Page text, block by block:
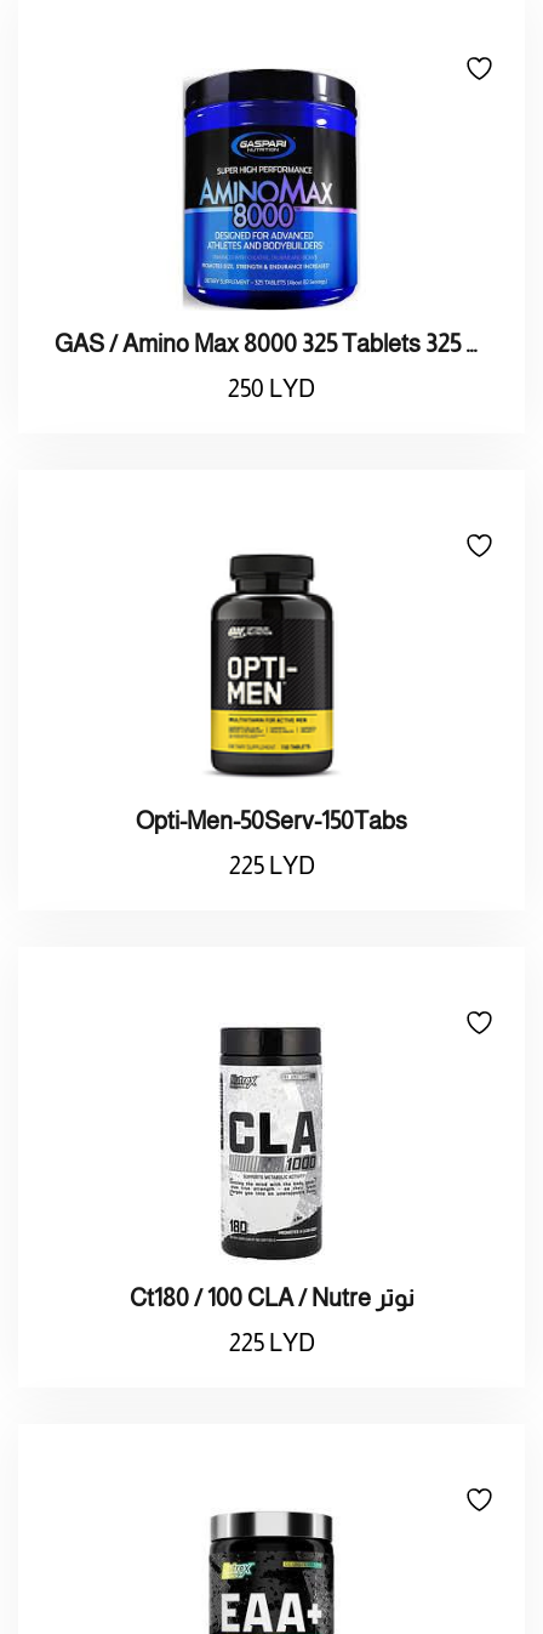
GAS / Amino Max 8000 325 Tablets 325 8000 / أقراص أمنيـو ماكـس
250 LYD
Opti-Men-50Serv-150Tabs
225 LYD
Ct180 / 100 CLA / Nutre نوتر
225 LYD